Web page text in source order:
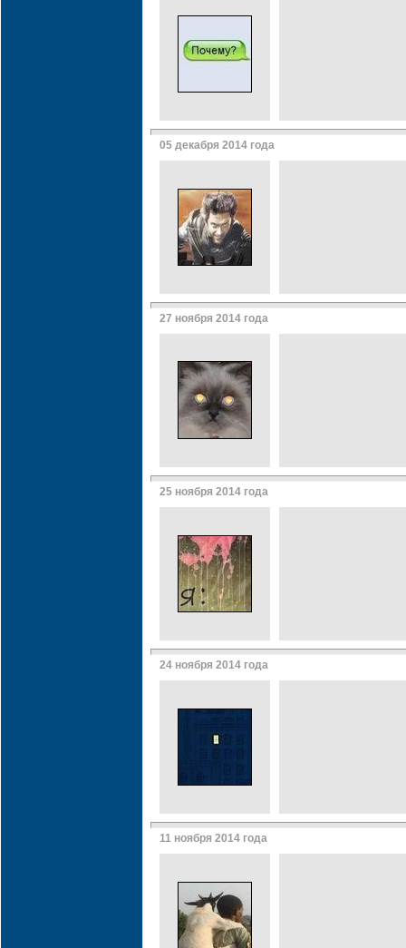
05 декабря 2014 года
27 ноября 2014 года
25 ноября 2014 года
24 ноября 2014 года
11 ноября 2014 года